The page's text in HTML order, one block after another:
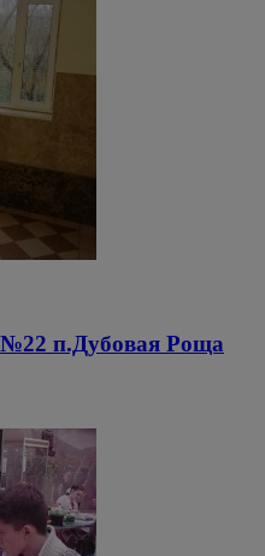
п.Дубовая Роща